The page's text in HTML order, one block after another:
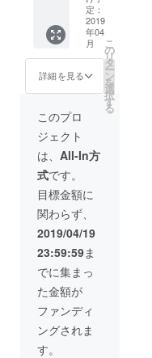
■Ｂ席
4,000円
※入場時
にドリ
として
別途500
となり
ます ※
当日は
500円
UP
■SRS
10,000
円（パ
ンフ
付） ■
カウン
席
10,000
円（パ
ンフ
付） ■S
席
8,000円
■A席
6,000円
■Ｂ席
4,000円
※入場時
にドリ
ンク代
として
別途500
円必要
(非売品)
(将軍岡
本から
は手は
出しま
せん。
ポート
ロレス
ラーが
つくの
でご安
心して
参加く
ださ
い！) チ
ご購入
は、 発
売所 ​・
e+
（イー
プラス)
（パソ
場合で
もメイ
ンの試
合での
ゴング
鳴らし
けます
(チケッ
トを購
入して
頂いて
る方が
対象に
なりま
す) ご購
入は、
発売所 ​
・e+
（イー
プラ
ス）​
（パソ
コン＆
携帯か
キシビ
ジョン
サポー
ター】
・エキ
シビ
ジョン
マッチ
に出場
する選
手の名
前をリ
ングア
ナウン
サーと
して
コール
する権
利 ・ゴ
ング席
からEX
マッチ
を観戦
・オ
フィ
シャル
定：
2019
年04
月
詳細を見る
こ
の
リ
タ
ー
ン
を
選
択
す
る
このプロ
ジェクト
は、 All-In方
式です。
目標金額に
関わらず、
2019/04/19
23:59:59ま
でに集まっ
た金額が
ファンディ
ングされま
す。